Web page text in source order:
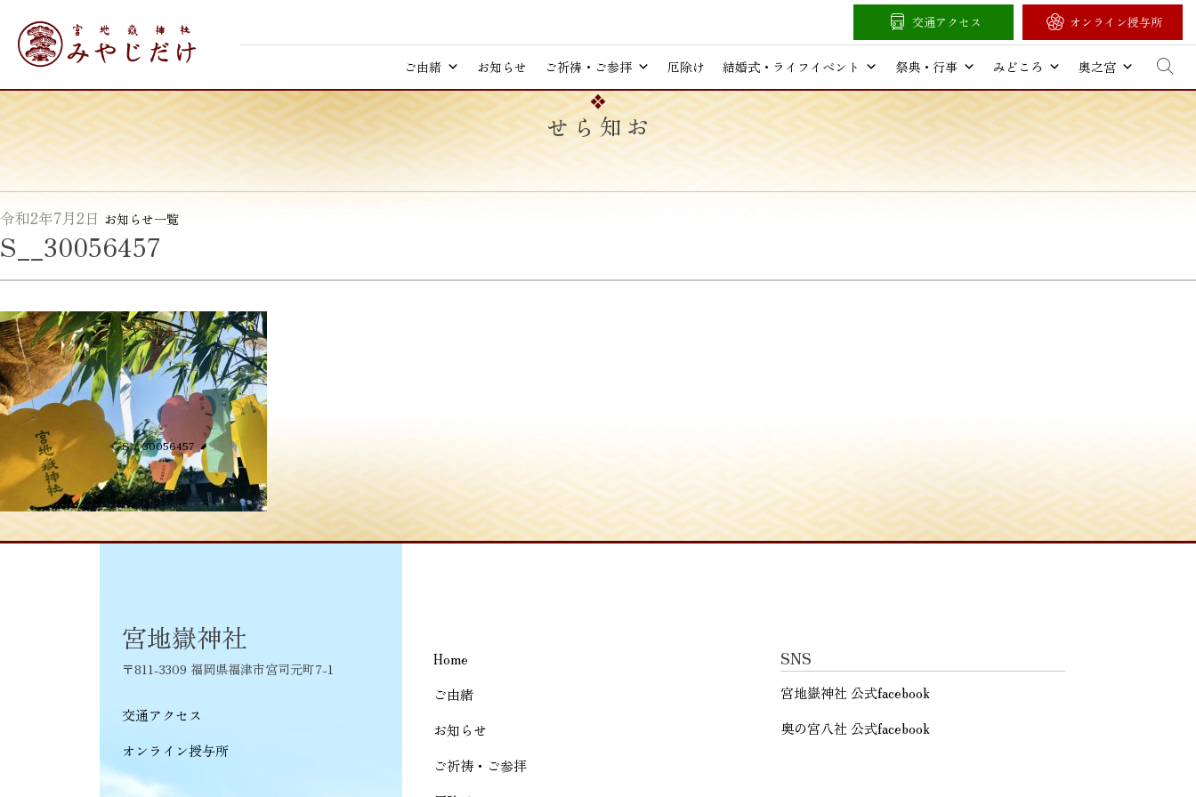
content
ご由緒 お知らせ ご祈祷・ご参拝 厄除け 結婚式・ライフイベント 祭典・行事 みどころ 奥之宮
交通アクセス オンライン授与所
お知らせ
令和2年7月2日 お知らせ一覧
S__30056457
投
稿
ナ
ビ
シ
ョ
ン
≪S__30056457
Home
ご由緒
お知らせ
ご祈祷・ご参拝
SNS
宮地嶽神社 公式facebook
奥の宮八社 公式facebook
宮地嶽神社
〒811-3309 福岡県福津市宮司元町7-1
交通アクセス
オンライン授与所